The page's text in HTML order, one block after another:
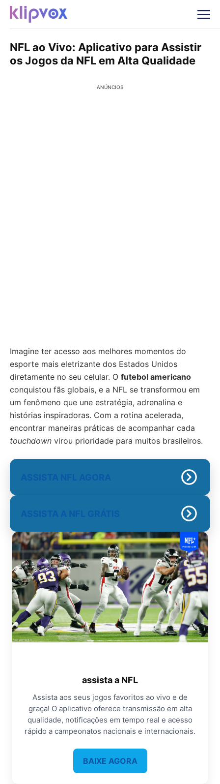
NFL ao Vivo: Aplicativo para Assistir
os Jogos da NFL em Alta Qualidade
ANÚNCIOS
Imagine ter acesso aos melhores momentos do
esporte mais eletrizante dos Estados Unidos
diretamente no seu celular. O futebol americano
conquistou fãs globais, e a NFL se transformou em
um fenômeno que une estratégia, adrenalina e
histórias inspiradoras. Com a rotina acelerada,
encontrar maneiras práticas de acompanhar cada
touchdown virou prioridade para muitos brasileiros.
assista a NFL
Assista aos seus jogos favoritos ao vivo e de
graça! O aplicativo oferece transmissão em alta
qualidade, notificações em tempo real e acesso
rápido a campeonatos nacionais e internacionais.
BAIXE AGORA